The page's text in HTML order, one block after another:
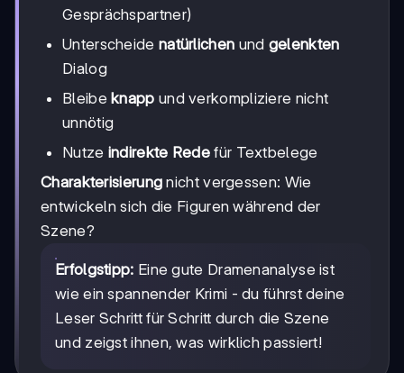
Gesprächspartner)
Unterscheide natürlichen und gelenkten
Dialog
Bleibeknapp und verkompliziere nicht
unnötig
Nutze indirekte Rede für Textbelege
Charakterisierung nicht vergessen: Wie
entwickeln sich die Figuren während der
Szene?
Erfolgstipp: Eine gute Dramenanalyse ist
wie ein spannender Krimi - du führst deine
Leser Schritt für Schritt durch die Szene
und zeigst ihnen, was wirklich passiert!